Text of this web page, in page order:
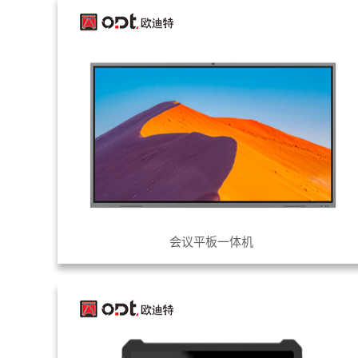
会议平板一体机